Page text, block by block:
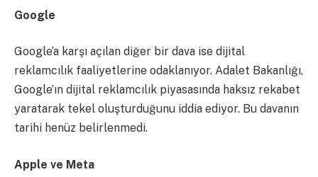
Google
Google’a karşı açılan diğer bir dava ise dijital
reklamcılık faaliyetlerine odaklanıyor. Adalet Bakanlığı,
Google’ın dijital reklamcılık piyasasında haksız rekabet
yaratarak tekel oluşturduğunu iddia ediyor. Bu davanın
tarihi henüz belirlenmedi.
Apple ve Meta